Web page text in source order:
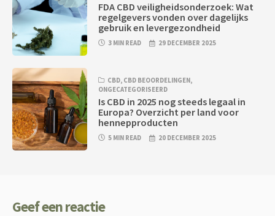
FDA CBD veiligheidsonderzoek: Wat
regelgevers vonden over dagelijks
gebruik en levergezondheid
3 MIN READ 29 DECEMBER 2025
CBD, CBD BEOORDELINGEN,
ONGECATEGORISEERD
Is CBD in 2025 nog steeds legaal in
Europa? Overzicht per land voor
hennepproducten
5 MIN READ 20 DECEMBER 2025
Geef een reactie